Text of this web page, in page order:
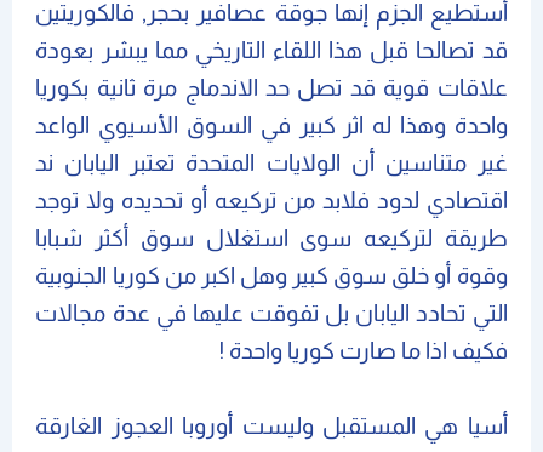
أستطيع الجزم إنها جوقة عصافير بحجر, فالكوريتين
قد تصالحا قبل هذا اللقاء التاريخي مما يبشر بعودة
علاقات قوية قد تصل حد الاندماج مرة ثانية بكوريا
واحدة وهذا له اثر كبير في السوق الأسيوي الواعد
غير متناسين أن الولايات المتحدة تعتبر اليابان ند
اقتصادي لدود فلابد من تركيعه أو تحديده ولا توجد
طريقة لتركيعه سوى استغلال سوق أكثر شبابا
وقوة أو خلق سوق كبير وهل اكبر من كوريا الجنوبية
التي تحادد اليابان بل تفوقت عليها في عدة مجالات
فكيف اذا ما صارت كوريا واحدة !
أسيا هي المستقبل وليست أوروبا العجوز الغارقة